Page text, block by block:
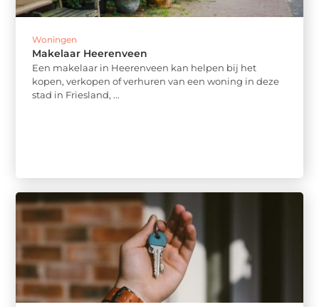
Woningen
Makelaar Heerenveen
Een makelaar in Heerenveen kan helpen bij het
kopen, verkopen of verhuren van een woning in deze
stad in Friesland, ...